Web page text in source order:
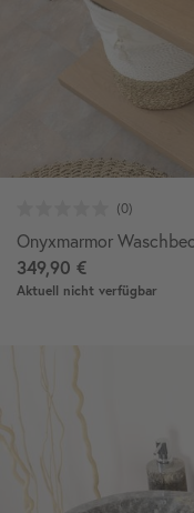
Onyxmarmor
349,90 €
Aktuell nicht verfügbar